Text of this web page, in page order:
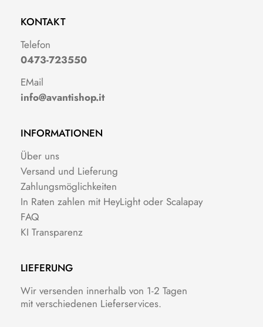
KONTAKT
Telefon
0473-723550
EMail
info@avantishop.it
INFORMATIONEN
Über uns
Versand und Lieferung
Zahlungsmöglichkeiten
In Raten zahlen mit HeyLight oder Scalapay
FAQ
KI Transparenz
LIEFERUNG
Wir versenden innerhalb von 1-2 Tagen
mit verschiedenen Lieferservices.